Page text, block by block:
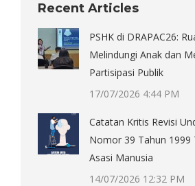
Recent Articles
PSHK di DRAPAC26:
Melindungi Anak dan
Partisipasi Publik
17/07/2026 4:44 PM
Catatan Kritis Revisi
Nomor 39 Tahun 1999
Asasi Manusia
14/07/2026 12:32 PM